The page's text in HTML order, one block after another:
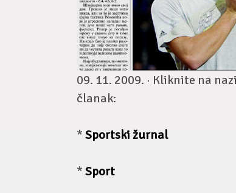
09. 11. 2009. · Kliknite na
članak:
* Sportski žurnal
* Sport